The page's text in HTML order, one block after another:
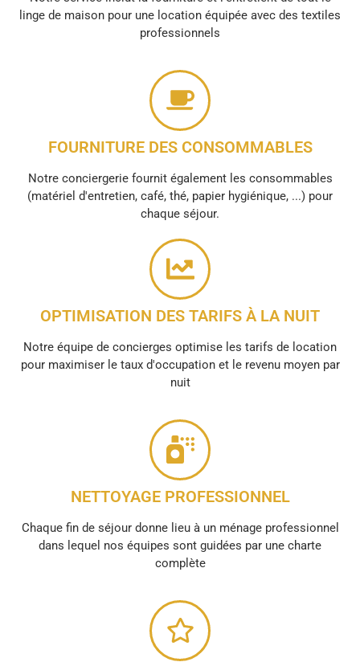
linge de maison pour une location équipée avec des textiles
professionnels
FOURNITURE DES CONSOMMABLES
Notre conciergerie fournit également les consommables
(matériel d'entretien, café, thé, papier hygiénique, ...) pour
chaque séjour.
OPTIMISATION DES TARIFS À LA NUIT
Notre équipe de concierges optimise les tarifs de location
pour maximiser le taux d'occupation et le revenu moyen par
nuit
NETTOYAGE PROFESSIONNEL
Chaque fin de séjour donne lieu à un ménage professionnel
dans lequel nos équipes sont guidées par une charte
complète